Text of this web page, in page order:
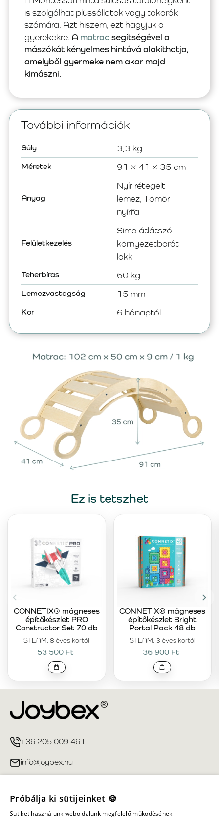
is szolgálhat plüssállatok vagy takarók
számára. Azt hiszem, ezt hagyjuk a
gyerekekre. A matrac segítségével a
mászókát kényelmes hintává alakíthatja,
amelyből gyermeke nem akar majd
kimászni.
További információk
Súly 3,3 kg
Méretek 91 × 41 × 35 cm
Anyag
Nyír rétegelt
lemez, Tömör
nyírfa
Felületkezelés
Sima átlátszó
környezetbarát
lakk
Teherbíras 60 kg
Lemezvastagság 15 mm
Kor 6 hónaptól
Ez is tetszhet
STEAM, 8 éves kortól
CONNETIX® mágneses
építőkészlet PRO
Constructor Set 70 db
53 500 Ft
STEAM, 3 éves kortól
CONNETIX® mágneses
építőkészlet Bright
Portal Pack 48 db
36 900 Ft
+36 205 009 461
info@joybex.hu
Fiókom
Próbálja ki sütijeinket 🍪
Sütiket használunk weboldalunk megfelelő működésének